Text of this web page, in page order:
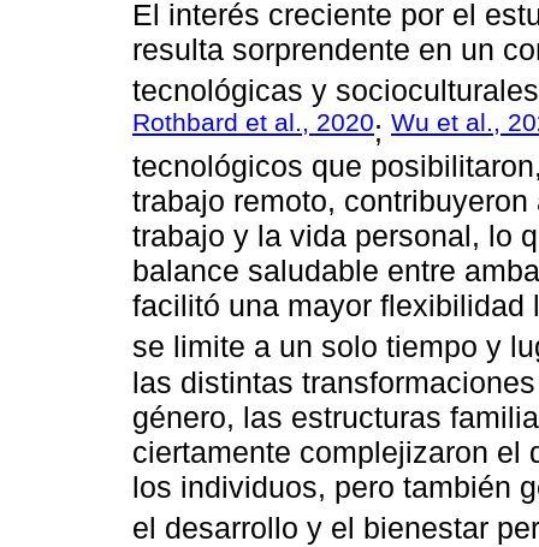
El interés creciente por el
resulta sorprendente en un
tecnológicas y
Rothbard et al., 2020; Wu et al.,
tecnológicos que
trabajo remoto,
trabajo y la vida personal, lo
balance saludable entre
facilitó una mayor flexibilidad
se limite a un solo tiempo y
las distintas
género, las estructuras
ciertamente complejizaron el
los individuos, pero también
el desarrollo y el bienestar